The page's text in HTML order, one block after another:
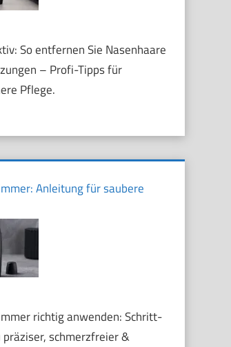
So entfernen Sie Nasenhaare
– Profi-Tipps für
Pflege.
Anleitung für saubere
richtig anwenden: Schritt-
schmerzfreier &